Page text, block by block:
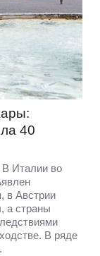
40
Италии во
в Австрии
а страны
В ряде